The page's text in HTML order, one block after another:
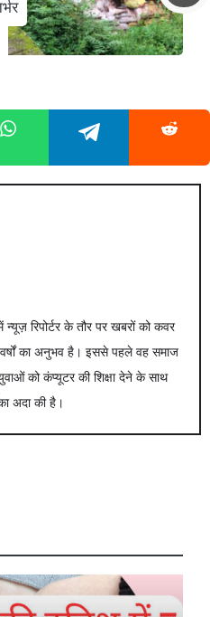
रिपोर्टर के तौर पर खबरों को कवर
का अनुभव है। इससे पहले वह समाज
को कंप्यूटर की शिक्षा देने के साथ
अदा की है।